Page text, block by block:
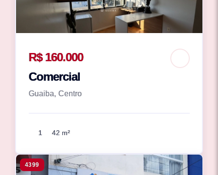
R$ 160.000
Comercial
Guaiba, Centro
1 42 m²
4399